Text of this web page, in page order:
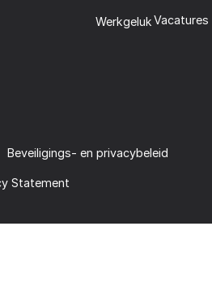
WerkgelukVacatures
Beveiligings- en privacybeleid
Statement